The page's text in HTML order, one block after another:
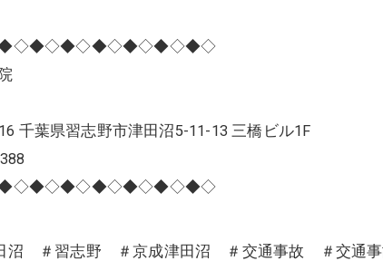
千葉県習志野市津田沼5-11-13 三橋ビル1F
沼 ＃習志野 ＃京成津田沼 ＃交通事故 ＃交通